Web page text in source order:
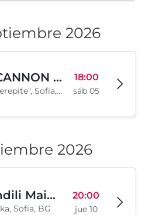
2026
PARTY CANNON live in Sofia
Klub "Pri Cherepite", Sofía, BG
18:00
sáb 05
2026
Trio Mandili Maimunarnika- Sofia
Sofía, BG
20:00
jue 10